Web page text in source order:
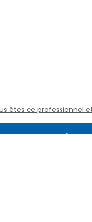
êtes ce professionnel